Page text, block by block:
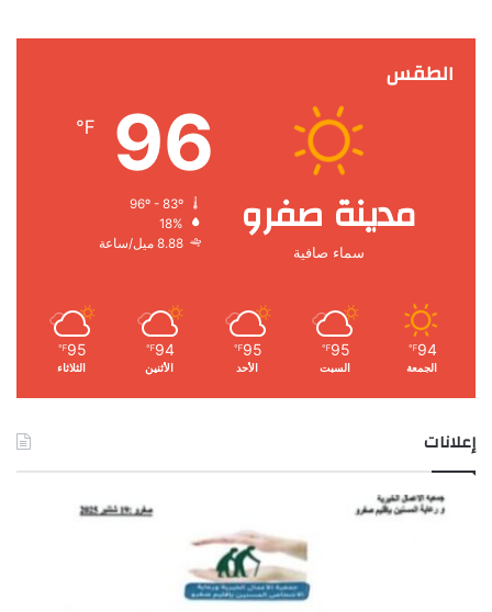
الطقس
مدينة صفرو
سماء صافية
96
℉
18%
8.88 ميل/ساعة
94
℉
الجمعة
95
℉
السبت
95
℉
الأحد
94
℉
الأثنين
95
℉
الثلاثاء
إعلانات